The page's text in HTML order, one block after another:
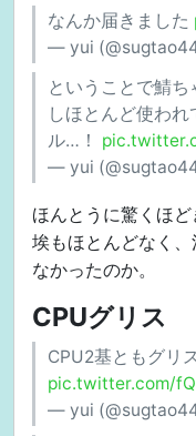
なんか届きました
— yui
ということで鯖
しほとんど使わ
ル…！
— yui
ほんとうに驚くほど
埃もほとんどなく
なかったのか。
CPUグリス
CPU2基ともグリ
pic.twitter.com/
— yui